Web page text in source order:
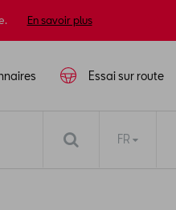
En savoir plus
Essai sur route
FR